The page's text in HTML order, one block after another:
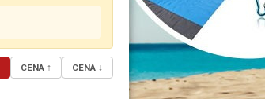
CENA ↑ CENA ↓